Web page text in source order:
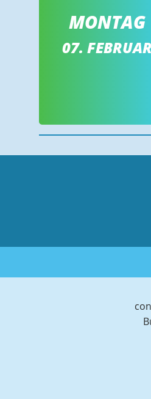
MONTAG
07. FEBRUAR